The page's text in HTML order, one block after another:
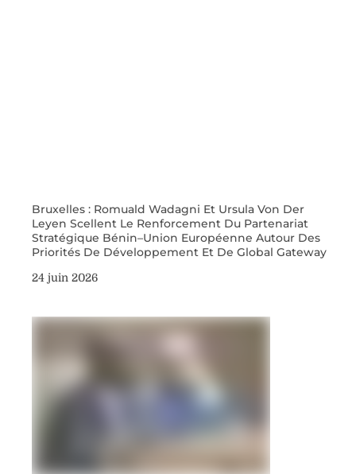
Bruxelles : Romuald Wadagni Et Ursula Von Der
Leyen Scellent Le Renforcement Du Partenariat
Stratégique Bénin–Union Européenne Autour Des
Priorités De Développement Et De Global Gateway
24 juin 2026